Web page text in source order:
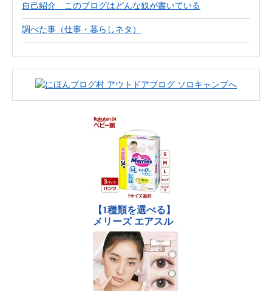
自己紹介 このブログはどんな奴が書いている
調べた事（仕事・暮らしネタ）